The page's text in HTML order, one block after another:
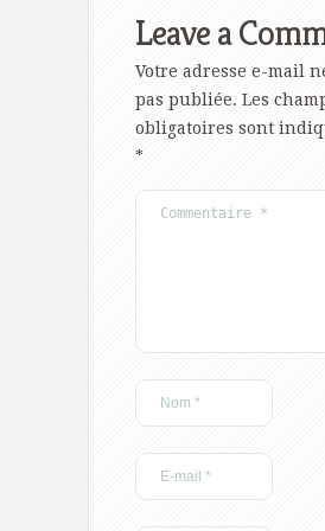
Leave a
Votre adresse e-mail
pas publiée. Les
obligatoires sont
*